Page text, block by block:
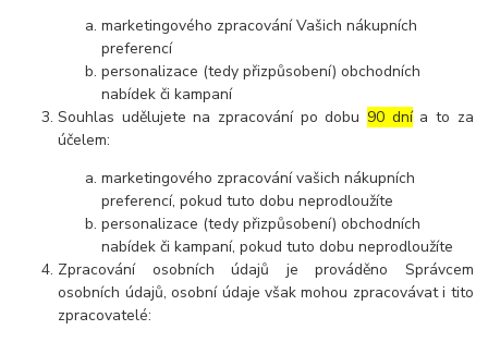
marketingového zpracování Vašich nákupních
preferencí
personalizace (tedy přizpůsobení) obchodních
nabídek či kampaní
Souhlas udělujete na zpracování po dobu 90 dnía to za
účelem:
marketingového zpracování vašich nákupních
preferencí, pokud tuto dobu neprodloužíte
personalizace (tedy přizpůsobení) obchodních
nabídek či kampaní, pokud tuto dobu neprodloužíte
Zpracování osobních údajů je prováděno Správcem
osobních údajů, osobní údaje však mohou zpracovávat i tito
zpracovatelé: